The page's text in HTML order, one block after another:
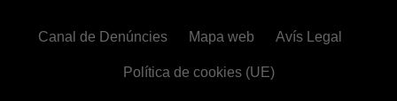
Canal de Denúncies Mapa web Avís Legal
Política de cookies (UE)